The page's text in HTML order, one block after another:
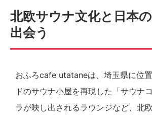
北欧サウナ文化と日本
出会う
おふろcafe utataneは、埼玉県に位
ドのサウナ小屋を再現した「サウナ
ラが映し出されるラウンジなど、北